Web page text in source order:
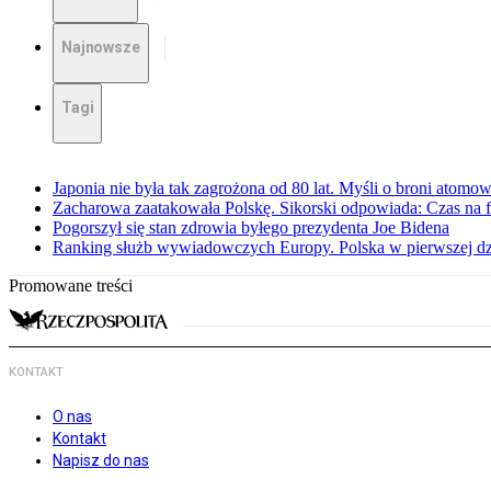
Najnowsze
Tagi
Japonia nie była tak zagrożona od 80 lat. Myśli o broni
Zacharowa zaatakowała Polskę. Sikorski odpowiada: Czas na
Pogorszył się stan zdrowia byłego prezydenta Joe Bidena
Ranking służb wywiadowczych Europy. Polska w pierwszej
Promowane treści
KONTAKT
O nas
Kontakt
Napisz do nas